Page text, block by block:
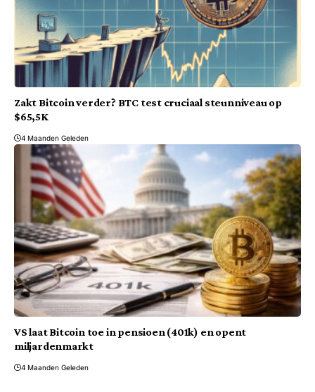
Zakt Bitcoin verder? BTC test cruciaal steunniveau op
$65,5K
4 Maanden Geleden
VS laat Bitcoin toe in pensioen (401k) en opent
miljardenmarkt
4 Maanden Geleden